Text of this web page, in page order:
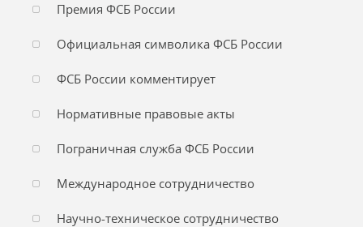
Премия ФСБ России
Официальная символика ФСБ России
ФСБ России комментирует
Нормативные правовые акты
Пограничная служба ФСБ России
Международное сотрудничество
Научно-техническое сотрудничество